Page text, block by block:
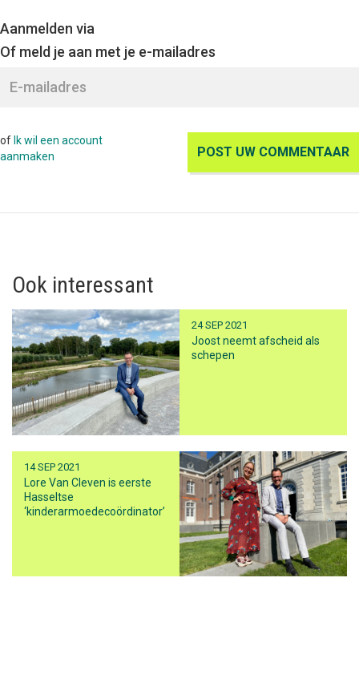
Aanmelden via
Of meld je aan met je e-mailadres
of Ik wil een account
aanmaken
Ook interessant
24 SEP 2021
Joost neemt afscheid als
schepen
14 SEP 2021
Lore Van Cleven is eerste
Hasseltse
‘kinderarmoedecoördinator’